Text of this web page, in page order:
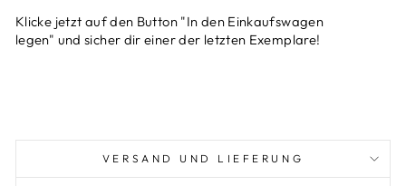
Klicke jetzt auf den Button "In den Einkaufswagen
legen" und sicher dir einer der letzten Exemplare!
VERSAND UND LIEFERUNG